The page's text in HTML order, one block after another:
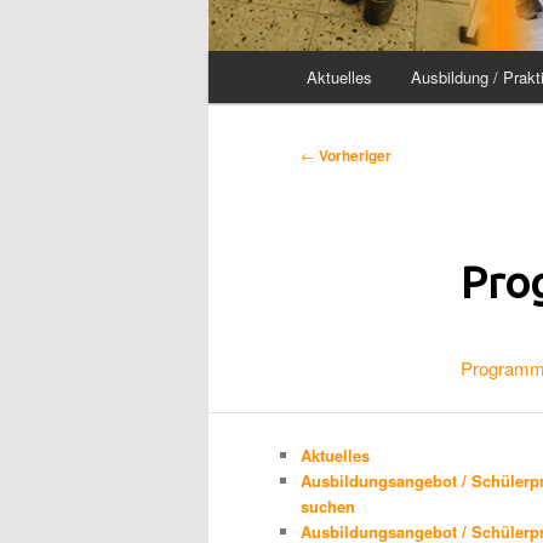
HauptmenüAktuelles Ausbildung /
Beitragsnavigation
← Vorheriger
Aktuelles
Ausbildungsangebot /
suchen
Ausbildungsangebot /